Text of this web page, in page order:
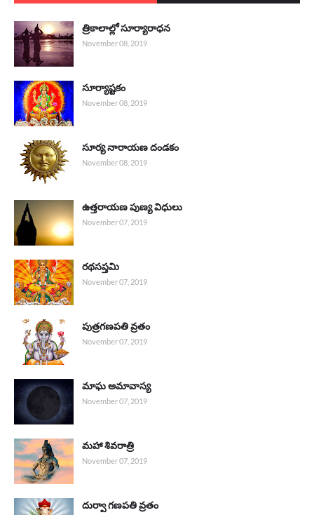
త్రికాలాల్లో సూర్యారాధన
November 08, 2019
సూర్యాష్టకం
November 08, 2019
సూర్య నారాయణ దండకం
November 08, 2019
ఉత్తరాయణ పుణ్య విధులు
November 07, 2019
రథసప్తమి
November 07, 2019
పుత్రగణపతి వ్రతం
November 07, 2019
మాఘ అమావాస్య
November 07, 2019
మహా శివరాత్రి
November 07, 2019
దుర్వా గణపతి వ్రతం